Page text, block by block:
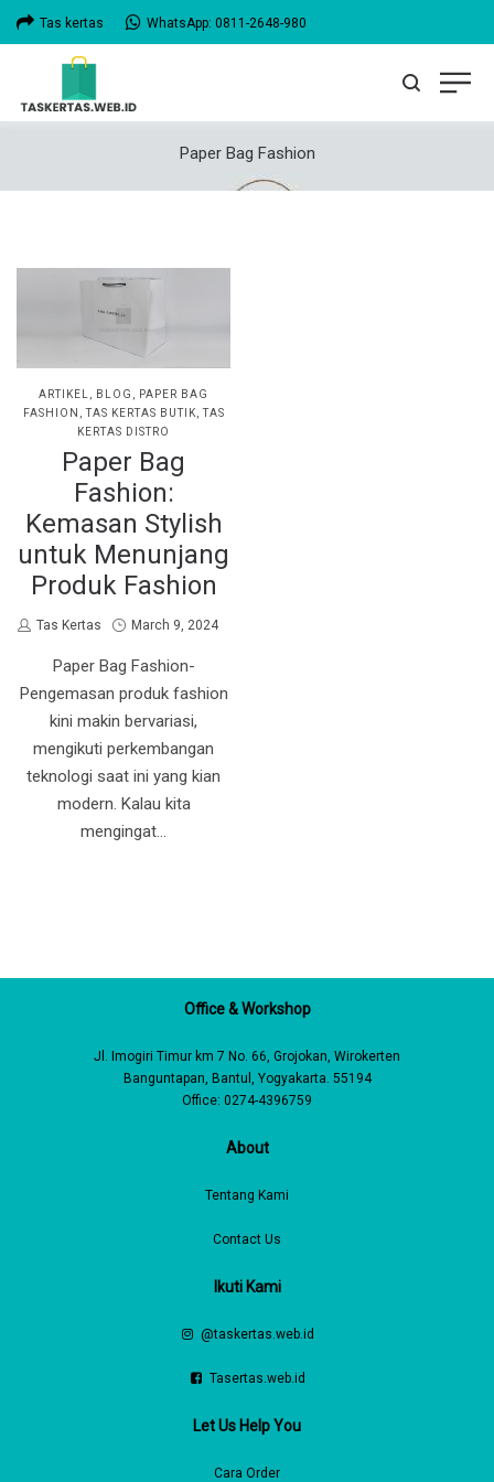
Tas kertas WhatsApp: 0811-2648-980
Paper Bag Fashion
POSTED
IN
ARTIKEL BLOG
PAPER BAG
FASHION
TAS KERTAS BUTIK TAS
KERTAS DISTRO
Paper Bag
Fashion:
Kemasan Stylish
untuk Menunjang
Produk Fashion
by
Tas Kertas
Posted
March 9, 2024
Paper Bag Fashion-
Pengemasan produk fashion
kini makin bervariasi,
mengikuti perkembangan
teknologi saat ini yang kian
modern. Kalau kita
mengingat…
Office & Workshop
Jl. Imogiri Timur km 7 No. 66, Grojokan, Wirokerten
Banguntapan, Bantul, Yogyakarta. 55194
Office: 0274-4396759
About
Tentang Kami
Contact Us
Ikuti Kami
@taskertas.web.id
Tasertas.web.id
Let Us Help You
Cara Order